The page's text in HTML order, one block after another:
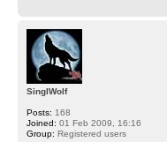
SinglWolf
Posts: 168
Joined: 01 Feb 2009, 16:16
Group: Registered users